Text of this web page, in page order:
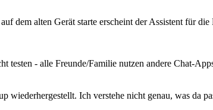
dem alten Gerät starte erscheint der Assistent für
testen - alle Freunde/Familie nutzen andere Chat-
Ich verstehe nicht genau, was da